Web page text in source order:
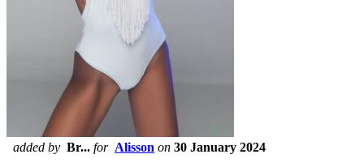
added by Br... for Alisson on 30 January 2024